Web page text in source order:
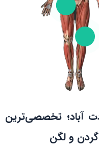
آباد؛ تخصصی‌ترین
گردن و لگن